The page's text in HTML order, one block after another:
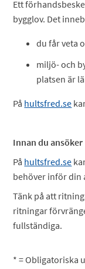
Ett
bygglov. Det
du får veta
miljö- och
platsen är
På hultsfred.se
Innan du ansöker
På hultsfred.se
behöver inför din
Tänk på att
ritningar
fullständiga.
* = Obligatoriska